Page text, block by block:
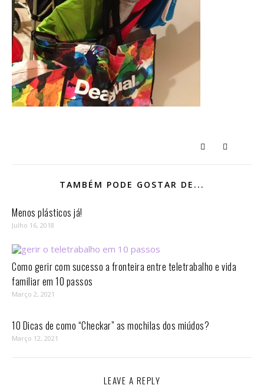
TAMBÉM PODE GOSTAR DE...
Menos plásticos já!
Julho 16, 2018
Como gerir com sucesso a fronteira entre teletrabalho e vida
familiar em 10 passos⁣
Março 2, 2021
10 Dicas de como “Checkar” as mochilas dos miúdos?
Março 12, 2021
LEAVE A REPLY